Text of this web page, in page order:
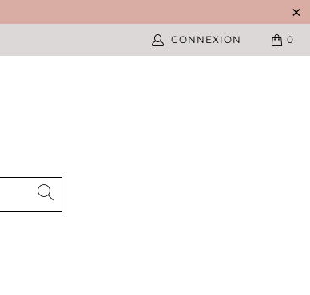
0
CONNEXION